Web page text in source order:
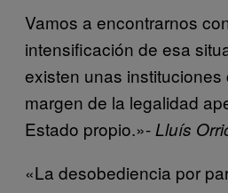
Vamos a encontrarnos
intensificación de esa
existen unas instituciones
margen de la legalidad
Estado propio.»- Lluís
«La desobediencia por